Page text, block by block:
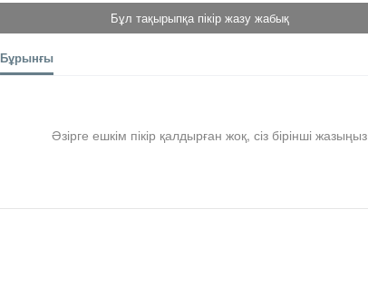
Бұл тақырыпқа пікір жазу жабық
Бұрынғы
Әзірге ешкім пікір қалдырған жоқ, сіз бірінші жазыңыз